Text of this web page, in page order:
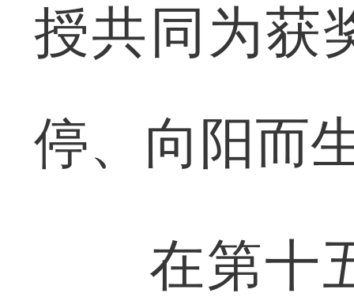
授共同为获
停、向阳而
在第十五